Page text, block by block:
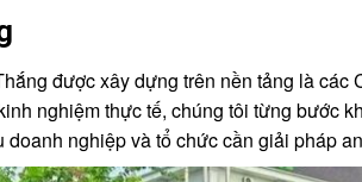
được xây dựng trên nền tảng là các
nghiệm thực tế, chúng tôi từng bước
nghiệp và tổ chức cần giải pháp